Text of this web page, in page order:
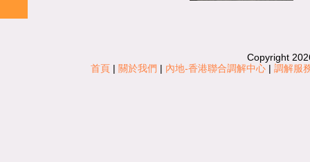
Copyright
首頁 | 關於我們 | 內地-香港聯合調解中心 |調解服